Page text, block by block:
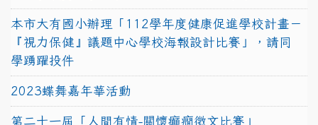
本市大有國小辦理「112學年度健康促進學校計畫－
『視力保健』議題中心學校海報設計比賽」，請同
學踴躍投件
2023蝶舞嘉年華活動
第二十一屆「人間有情-關懷癲癇徵文比賽」